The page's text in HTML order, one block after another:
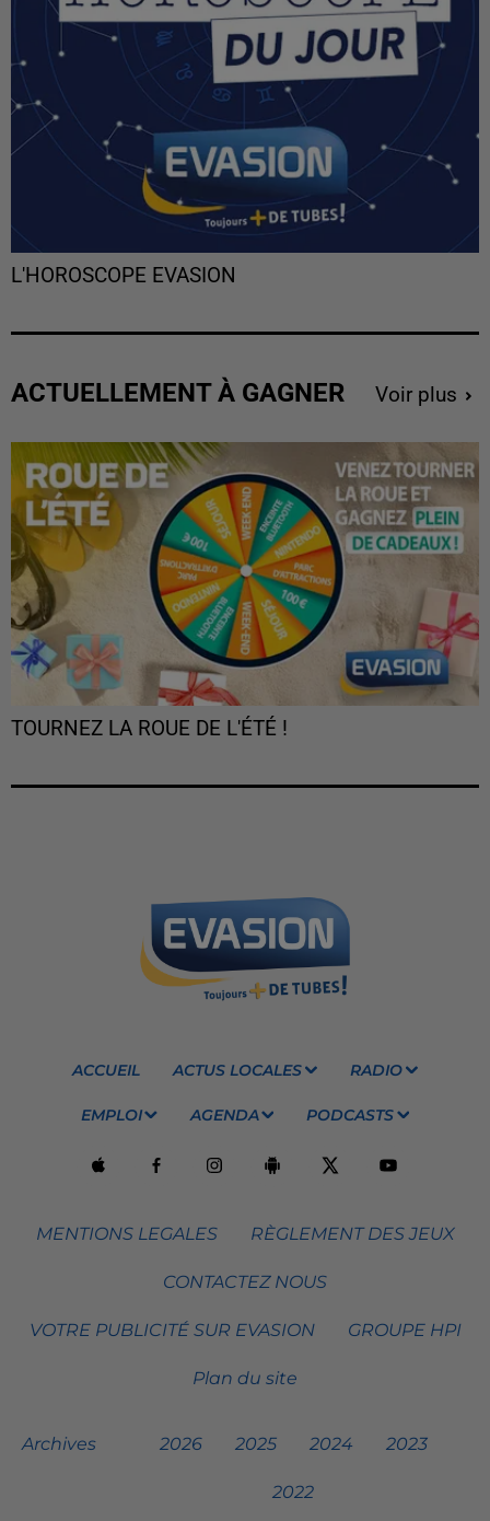
L'HOROSCOPE EVASION
ACTUELLEMENT À GAGNER Voir plus
TOURNEZ LA ROUE DE L'ÉTÉ !
ACCUEIL ACTUS LOCALES RADIO
EMPLOI AGENDA PODCASTS
MENTIONS LEGALES RÈGLEMENT DES JEUX
CONTACTEZ NOUS
VOTRE PUBLICITÉ SUR EVASION GROUPE HPI
Plan du site
Archives 2026 2025 2024 2023
2022